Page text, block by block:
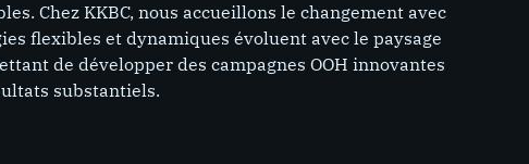
Chez KKBC, nous accueillons le changement avec
flexibles et dynamiques évoluent avec le paysage
de développer des campagnes OOH innovantes
substantiels.